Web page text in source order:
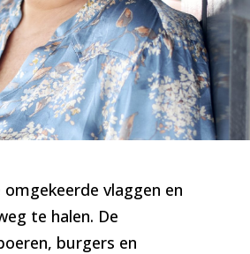
vlaggen en
te halen. De
burgers en